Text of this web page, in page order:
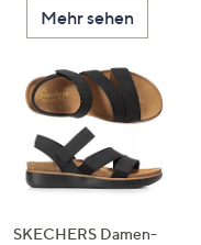
Mehr sehen
SKECHERS Damen-